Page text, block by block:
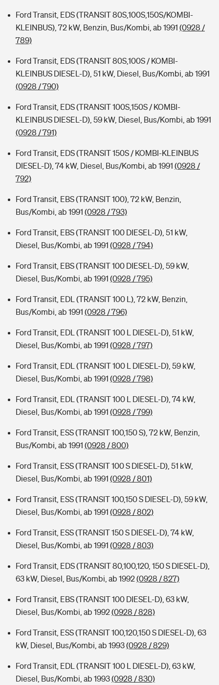
Ford Transit, EDS (TRANSIT 80S,100S,150S/KOMBI-
KLEINBUS), 72 kW, Benzin, Bus/Kombi, ab 1991 (0928 /
789)
Ford Transit, EDS (TRANSIT 80S,100S / KOMBI-
KLEINBUS DIESEL-D), 51 kW, Diesel, Bus/Kombi, ab 1991
(0928 / 790)
Ford Transit, EDS (TRANSIT 100S,150S / KOMBI-
KLEINBUS DIESEL-D), 59 kW, Diesel, Bus/Kombi, ab 1991
(0928 / 791)
Ford Transit, EDS (TRANSIT 150S / KOMBI-KLEINBUS
DIESEL-D), 74 kW, Diesel, Bus/Kombi, ab 1991 (0928 /
792)
Ford Transit, EBS (TRANSIT 100), 72 kW, Benzin,
Bus/Kombi, ab 1991 (0928 / 793)
Ford Transit, EBS (TRANSIT 100 DIESEL-D), 51 kW,
Diesel, Bus/Kombi, ab 1991 (0928 / 794)
Ford Transit, EBS (TRANSIT 100 DIESEL-D), 59 kW,
Diesel, Bus/Kombi, ab 1991 (0928 / 795)
Ford Transit, EDL (TRANSIT 100 L), 72 kW, Benzin,
Bus/Kombi, ab 1991 (0928 / 796)
Ford Transit, EDL (TRANSIT 100 L DIESEL-D), 51 kW,
Diesel, Bus/Kombi, ab 1991 (0928 / 797)
Ford Transit, EDL (TRANSIT 100 L DIESEL-D), 59 kW,
Diesel, Bus/Kombi, ab 1991 (0928 / 798)
Ford Transit, EDL (TRANSIT 100 L DIESEL-D), 74 kW,
Diesel, Bus/Kombi, ab 1991 (0928 / 799)
Ford Transit, ESS (TRANSIT 100,150 S), 72 kW, Benzin,
Bus/Kombi, ab 1991 (0928 / 800)
Ford Transit, ESS (TRANSIT 100 S DIESEL-D), 51 kW,
Diesel, Bus/Kombi, ab 1991 (0928 / 801)
Ford Transit, ESS (TRANSIT 100,150 S DIESEL-D), 59 kW,
Diesel, Bus/Kombi, ab 1991 (0928 / 802)
Ford Transit, ESS (TRANSIT 150 S DIESEL-D), 74 kW,
Diesel, Bus/Kombi, ab 1991 (0928 / 803)
Ford Transit, EDS (TRANSIT 80,100,120, 150 S DIESEL-D),
63 kW, Diesel, Bus/Kombi, ab 1992(0928 / 827)
Ford Transit, EBS (TRANSIT 100 DIESEL-D), 63 kW,
Diesel, Bus/Kombi, ab 1992(0928 / 828)
Ford Transit, ESS (TRANSIT 100,120,150 S DIESEL-D), 63
kW, Diesel, Bus/Kombi, ab 1993(0928 / 829)
Ford Transit, EDL (TRANSIT 100 L DIESEL-D), 63 kW,
Diesel, Bus/Kombi, ab 1993(0928 / 830)